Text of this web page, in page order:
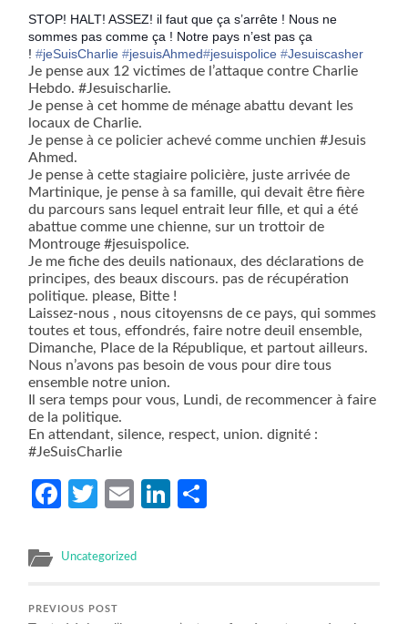
STOP! HALT! ASSEZ! il faut que ça s’arrête ! Nous ne
sommes pas comme ça ! Notre pays n’est pas ça
!‪#‎jeSuisCharlie‬ ‪#‎jesuisAhmed‬‪#‎jesuispolice‬ ‪#‎Jesuiscasher‬
Je pense aux 12 victimes de l’attaque contre Charlie
Hebdo. #Jesuischarlie.
Je pense à cet homme de ménage abattu devant les
locaux de Charlie.
Je pense à ce policier achevé comme unchien #Jesuis
Ahmed.
Je pense à cette stagiaire policière, juste arrivée de
Martinique, je pense à sa famille, qui devait être fière
du parcours sans lequel entrait leur fille, et qui a été
abattue comme une chienne, sur un trottoir de
Montrouge #jesuispolice.
Je me fiche des deuils nationaux, des déclarations de
principes, des beaux discours. pas de récupération
politique. please, Bitte !
Laissez-nous , nous citoyensns de ce pays, qui sommes
toutes et tous, effondrés, faire notre deuil ensemble,
Dimanche, Place de la République, et partout ailleurs.
Nous n’avons pas besoin de vous pour dire tous
ensemble notre union.
Il sera temps pour vous, Lundi, de recommencer à faire
de la politique.
En attendant, silence, respect, union. dignité :
#JeSuisCharlie
Facebook
Twitter
EmailLinkedIn
Uncategorized
PREVIOUS POST